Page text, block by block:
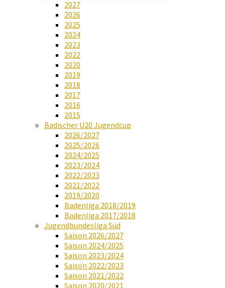
2027
2026
2025
2024
2023
2022
2020
2019
2018
2017
2016
2015
Badischer U20 Jugendcup
2026/2027
2025/2026
2024/2025
2023/2024
2022/2023
2021/2022
2019/2020
Badenliga 2018/2019
Badenliga 2017/2018
Jugendbundesliga Süd
Saison 2026/2027
Saison 2024/2025
Saison 2023/2024
Saison 2022/2023
Saison 2021/2022
Saison 2020/2021